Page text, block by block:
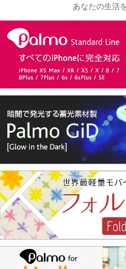
あなたの生活